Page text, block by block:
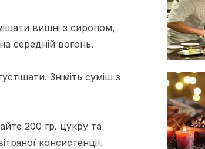
вишні з сиропом,
середній вогонь.
Зніміть суміш з
200 гр. цукру та
консистенції.